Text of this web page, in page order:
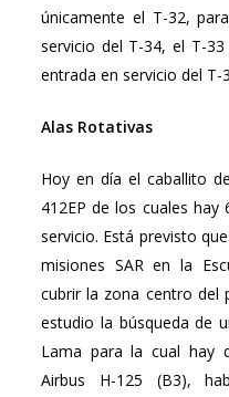
únicamente el T-32,
servicio del T-34, el T-
entrada en servicio del T-
Alas Rotativas
Hoy en día el caballito
412EP de los cuales
servicio. Está previsto
misiones SAR en la
cubrir la zona centro del
estudio la búsqueda de
Lama para la cual hay
Airbus H-125 (B3),